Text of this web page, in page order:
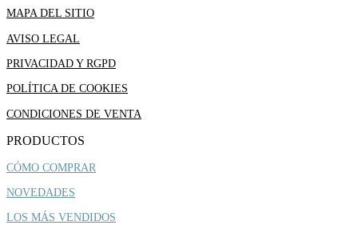
MAPA DEL SITIO
AVISO LEGAL
PRIVACIDAD Y RGPD
POLÍTICA DE COOKIES
CONDICIONES DE VENTA
PRODUCTOS
CÓMO COMPRAR
NOVEDADES
LOS MÁS VENDIDOS